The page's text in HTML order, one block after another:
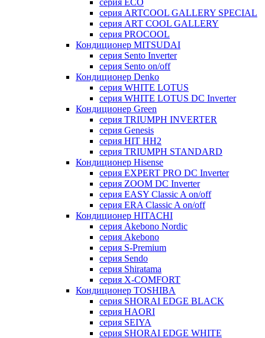
серия ECO
серия ARTCOOL GALLERY SPECIAL
серия ART COOL GALLERY
серия PROCOOL
Кондиционер MITSUDAI
серия Sento Inverter
серия Sento on/off
Кондиционер Denko
серия WHITE LOTUS
серия WHITE LOTUS DC Inverter
Кондиционер Green
серия TRIUMPH INVERTER
серия Genesis
серия HIT HH2
серия TRIUMPH STANDARD
Кондиционер Hisense
серия EXPERT PRO DC Inverter
серия ZOOM DC Inverter
серия EASY Classic A on/off
серия ERA Classic A on/off
Кондиционер HITACHI
cерия Akebono Nordic
серия Akebono
серия S-Premium
серия Sendo
серия Shiratama
серия X-COMFORT
Кондиционер TOSHIBA
серия SHORAI EDGE BLACK
серия HAORI
серия SEIYA
серия SHORAI EDGE WHITE